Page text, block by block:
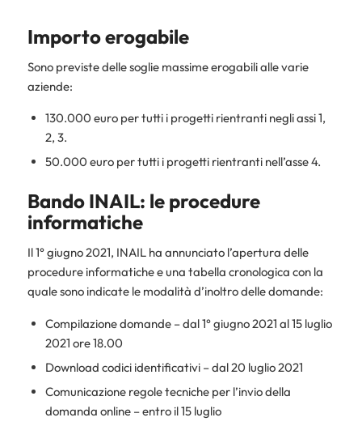
Importo erogabile
Sono previste delle soglie massime erogabili alle varie
aziende:
130.000 euro per tutti i progetti rientranti negli assi 1,
2, 3.
50.000 euro per tutti i progetti rientranti nell’asse 4.
Bando INAIL: le procedure
informatiche
Il 1° giugno 2021, INAIL ha annunciato l’apertura delle
procedure informatiche e una tabella cronologica con la
quale sono indicate le modalità d’inoltro delle domande:
Compilazione domande – dal 1° giugno 2021 al 15 luglio
2021 ore 18.00
Download codici identificativi – dal 20 luglio 2021
Comunicazione regole tecniche per l’invio della
domanda online – entro il 15 luglio